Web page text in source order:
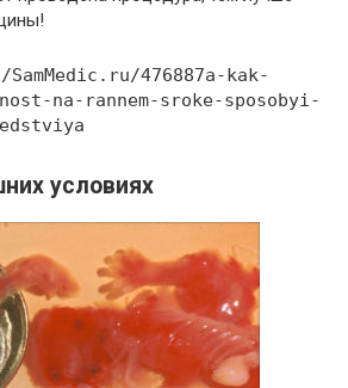
476887a-kak-
na-rannem-sroke-sposobyi-
условиях